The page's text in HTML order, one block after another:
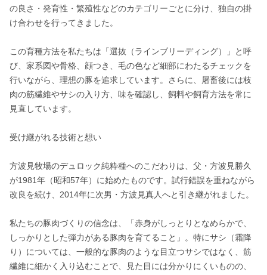
の良さ・発育性・繁殖性などのカテゴリーごとに分け、独自の掛
け合わせを行ってきました。
この育種方法を私たちは「選抜（ラインブリーディング）」と呼
び、家系図や骨格、顔つき、毛の色など細部にわたるチェックを
行いながら、理想の豚を追求しています。さらに、屠畜後には枝
肉の筋繊維やサシの入り方、味を確認し、飼料や飼育方法を常に
見直しています。
受け継がれる技術と想い
方波見牧場のデュロック純粋種へのこだわりは、父・方波見勝久
が1981年（昭和57年）に始めたものです。試行錯誤を重ねながら
改良を続け、2014年に次男・方波見真人へと引き継がれました。
私たちの豚肉づくりの信念は、「赤身がしっとりとなめらかで、
しっかりとした弾力がある豚肉を育てること」。特にサシ（霜降
り）については、一般的な豚肉のような目立つサシではなく、筋
繊維に細かく入り込むことで、見た目には分かりにくいものの、